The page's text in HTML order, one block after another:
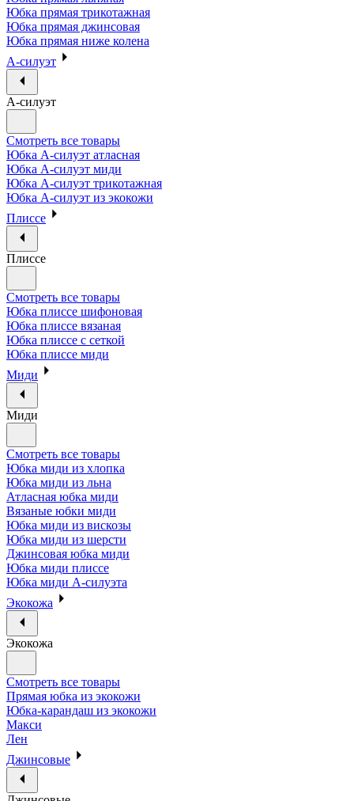
Юбка прямая трикотажная
Юбка прямая джинсовая
Юбка прямая ниже колена
А-силуэт
А-силуэт
Смотреть все товары
Юбка А-силуэт атласная
Юбка А-силуэт миди
Юбка А-силуэт трикотажная
Юбка А-силуэт из экокожи
Плиссе
Плиссе
Смотреть все товары
Юбка плиссе шифоновая
Юбка плиссе вязаная
Юбка плиссе с сеткой
Юбка плиссе миди
Миди
Миди
Смотреть все товары
Юбка миди из хлопка
Юбка миди из льна
Атласная юбка миди
Вязаные юбки миди
Юбка миди из вискозы
Юбка миди из шерсти
Джинсовая юбка миди
Юбка миди плиссе
Юбка миди А-силуэта
Экокожа
Экокожа
Смотреть все товары
Прямая юбка из экокожи
Юбка-карандаш из экокожи
Макси
Лен
Джинсовые